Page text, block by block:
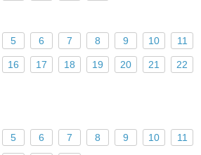
5 6 7 8 9 10 11
16 17 18 19 20 21 22
5 6 7 8 9 10 11